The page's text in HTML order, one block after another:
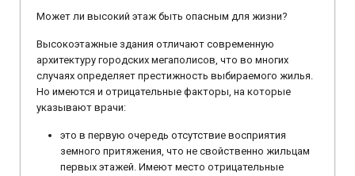
Может ли высокий этаж быть опасным для жизни?
Высокоэтажные здания отличают современную
архитектуру городских мегаполисов, что во многих
случаях определяет престижность выбираемого жилья.
Но имеются и отрицательные факторы, на которые
указывают врачи:
это в первую очередь отсутствие восприятия
земного притяжения, что не свойственно жильцам
первых этажей. Имеют место отрицательные